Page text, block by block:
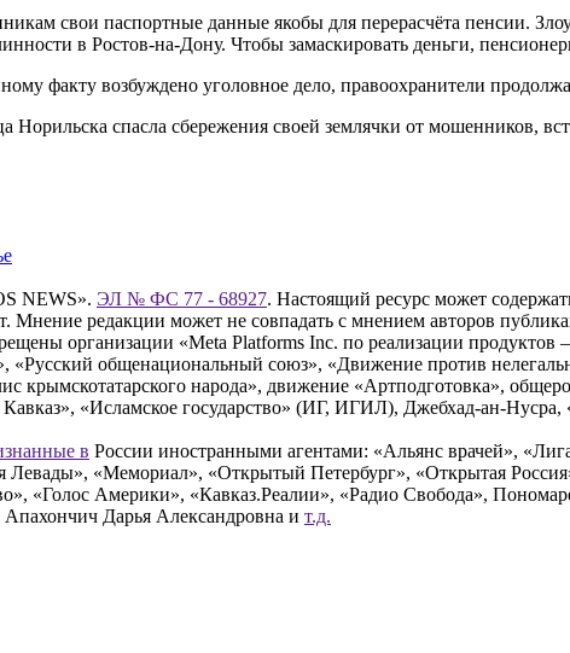
свои паспортные данные якобы для перерасчёта пенсии.
в Ростов-на-Дону. Чтобы замаскировать деньги,
факту возбуждено уголовное дело, правоохранители
Норильска спасла сбережения своей землячки от мошенников,
NEWS». ЭЛ № ФС 77 - 68927. Настоящий ресурс может
Мнение редакции может не совпадать с мнением авторов
организации «Meta Platforms Inc. по реализации
«Русский общенациональный союз», «Движение против
народа», движение «Артподготовка»,
«Исламское государство» (ИГ, ИГИЛ), Джебхад-ан-
в России иностранными агентами: «Альянс врачей»,
«Мемориал», «Открытый Петербург», «Открытая
«Голос Америки», «Кавказ.Реалии», «Радио Свобода»,
Дарья Александровна и т.д.